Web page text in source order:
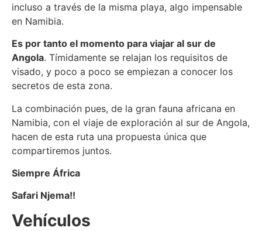
incluso a través de la misma playa, algo impensable
en Namibia.
Es por tanto el momento para viajar al sur de
Angola. Tímidamente se relajan los requisitos de
visado, y poco a poco se empiezan a conocer los
secretos de esta zona.
La combinación pues, de la gran fauna africana en
Namibia, con el viaje de exploración al sur de Angola,
hacen de esta ruta una propuesta única que
compartiremos juntos.
Siempre África
Safari Njema!!
Vehículos